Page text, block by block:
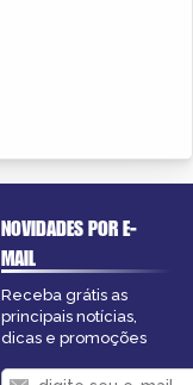
NOVIDADES POR E-
MAIL
Receba grátis as
principais notícias,
dicas e promoções